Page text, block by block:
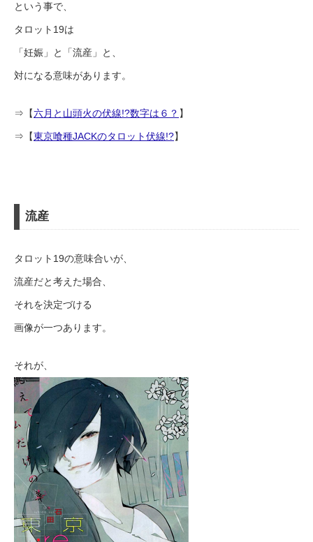
という事で、
タロット19は
「妊娠」と「流産」と、
対になる意味があります。
⇒【六月と山頭火の伏線!?数字は６？ 】
⇒【東京喰種JACKのタロット伏線!?】
流産
タロット19の意味合いが、
流産だと考えた場合、
それを決定づける
画像が一つあります。
それが、